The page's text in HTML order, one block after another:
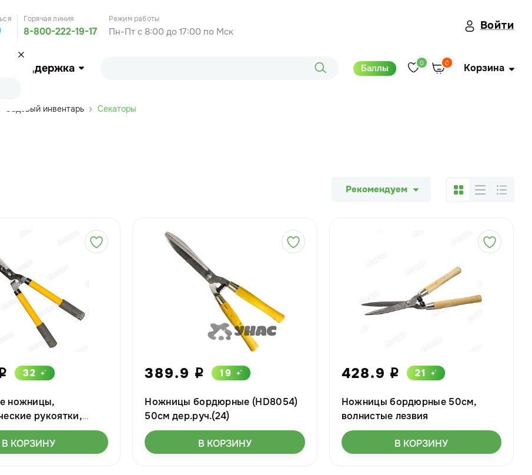
Горячая линия
8-800-222-19-17
Режим работы
Пн-Пт с 8:00 до 17:00 по Мск
Войти
Поддержка Баллы 0 0 Корзина
Садовый инвентарь Секаторы
Рекомендуем
32
ножницы,
рукоятки,
700мм Садовита
В КОРЗИНУ
389.9 i 19
Ножницы бордюрные (HD8054)
50см дер.руч.(24)
В КОРЗИНУ
428.9 i 21
Ножницы бордюрные 50см,
волнистые лезвия
В КОРЗИНУ